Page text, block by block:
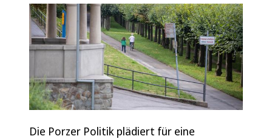
Die Porzer Politik plädiert für eine